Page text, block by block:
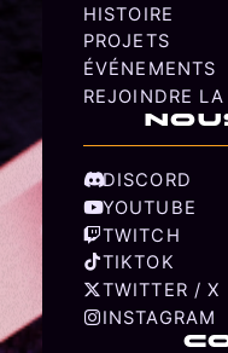
HISTOIRE
PROJETS
ÉVÉNEMENTS
REJOINDRE
DISCORD
YOUTUBE
TWITCH
TIKTOK
TWITTER / X
INSTAGRAM